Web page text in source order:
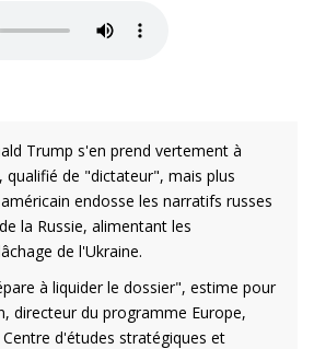
Trump s'en prend vertement à
qualifié de "dictateur", mais plus
endosse les narratifs russes
la Russie, alimentant les
de l'Ukraine.
à liquider le dossier", estime pour
directeur du programme Europe,
Centre d'études stratégiques et